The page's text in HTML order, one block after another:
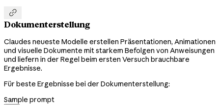

Dokumenterstellung
Claudes neueste Modelle erstellen Präsentationen, Animationen
und visuelle Dokumente mit starkem Befolgen von Anweisungen
und liefern in der Regel beim ersten Versuch brauchbare
Ergebnisse.
Für beste Ergebnisse bei der Dokumenterstellung:
Sample prompt